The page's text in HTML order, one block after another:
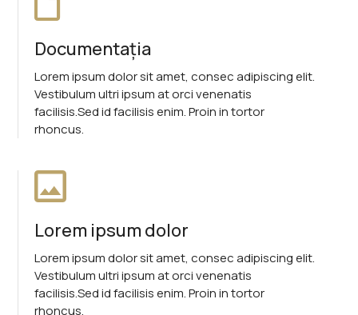
Documentația
Lorem ipsum dolor sit amet, consec adipiscing elit.
Vestibulum ultri ipsum at orci venenatis
facilisis.Sed id facilisis enim. Proin in tortor
rhoncus.
Lorem ipsum dolor
Lorem ipsum dolor sit amet, consec adipiscing elit.
Vestibulum ultri ipsum at orci venenatis
facilisis.Sed id facilisis enim. Proin in tortor
rhoncus.